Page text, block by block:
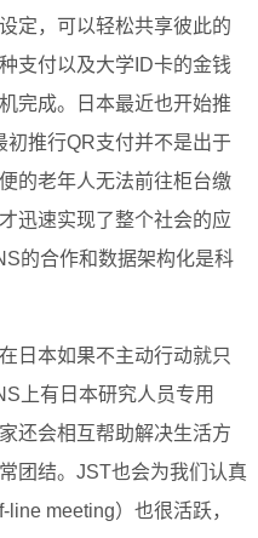
定，可以轻松共享彼此的
支付以及大学ID卡的金钱
完成。日本最近也开始推
初推行QR支付并不是出于
的老年人无法前往柜台缴
迅速实现了整个社会的应
的合作和数据架构化是科
日本如果不主动行动就只
上有日本研究人员专用
还会相互帮助解决生活方
团结。JST也会为我们认真
meeting）也很活跃，